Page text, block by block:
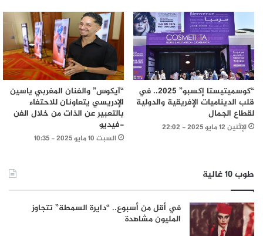
“كوسميتيستا إكسبو” 2025.. في
قلب الديناميات الإفريقية والدولية
لقطاع الجمال
الإثنين 12 مايو 2025 - 22:02
“آيكوس” والفنان المغربي ياسين
الإدريسي يتعاونان للاحتفاء
بالتعبير عن الذات من خلال الفن
-فيديو
السبت 10 مايو 2025 - 10:35
طوب 10 غالية
في أقل من أسبوع.. “دايرة السمطة” تتجاوز
المليون مشاهدة